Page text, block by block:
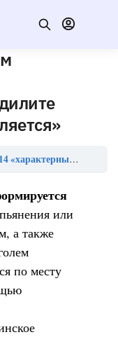
при анкилозирующем спондилите (болезни бехтерева) является»
или
а также
по месту